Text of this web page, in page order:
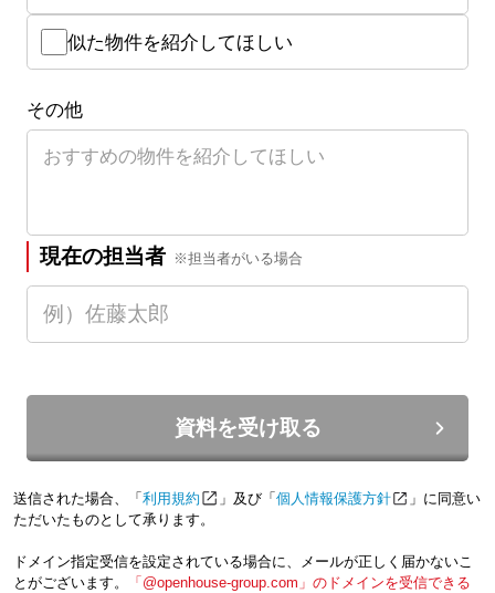
似た物件を紹介してほしい
その他
現在の担当者 ※担当者がいる場合
資料を受け取る
送信された場合、「 利用規約 」及び「 個人情報保護方針
」に同意い
ただいたものとして承ります。
ドメイン指定受信を設定されている場合に、メールが正しく届かないこ
とがございます。
「@openhouse-group.com」のドメインを受信できる